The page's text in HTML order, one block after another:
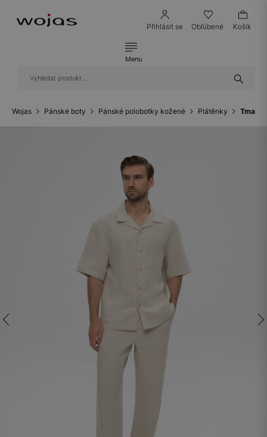
Přihlásit se Obľúbené Košík
Menu
Wojas Pánské boty Pánské polobotky kožené Plátěnky Tmavě